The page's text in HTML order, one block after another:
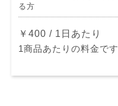
る方
￥400 / 1日あたり
1商品あたりの料金です